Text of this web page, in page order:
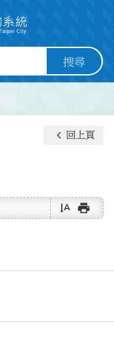
搜尋
keyboard_arrow_left 回上頁
text_rotate_vertical print